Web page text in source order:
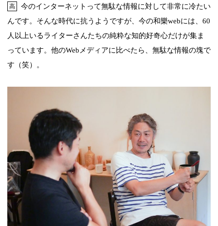
高
今のインターネットって無駄な情報に対して非常に冷たい
んです。そんな時代に抗うようですが、今の和樂webには、60
人以上いるライターさんたちの純粋な知的好奇心だけが集ま
っています。他のWebメディアに比べたら、無駄な情報の塊で
す（笑）。